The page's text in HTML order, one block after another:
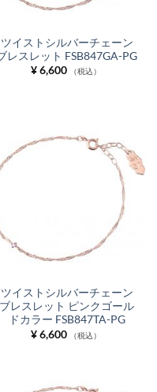
ツイストシルバーチェーン
レスレット FSB847GA-PG
¥6,600 （税込）
ツイストシルバーチェーン
ブレスレット ピンクゴール
ドカラー FSB847TA-PG
¥6,600 （税込）